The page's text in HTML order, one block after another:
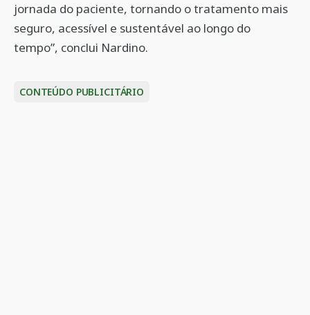
jornada do paciente, tornando o tratamento mais
seguro, acessível e sustentável ao longo do
tempo”, conclui Nardino.
CONTEÚDO PUBLICITÁRIO